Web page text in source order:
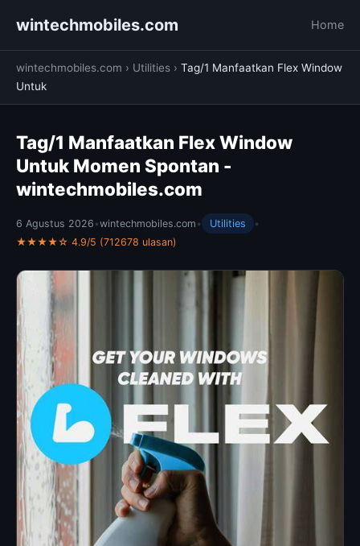
wintechmobiles.com Home
wintechmobiles.com › Utilities › Tag/1 Manfaatkan Flex Window
Untuk
Tag/1 Manfaatkan Flex Window
Untuk Momen Spontan -
wintechmobiles.com
6 Agustus 2026 •wintechmobiles.com • Utilities
•
★★★★☆ 4.9/5 (712678 ulasan)